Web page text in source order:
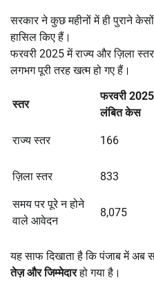
सरकार ने कुछ महीनों में ही पुराने
हासिल किए हैं।
फरवरी 2025 में राज्य और ज़िला
लगभग पूरी तरह खत्म हो गए हैं।
स्तर
फरवरी
लंबित केस
राज्य स्तर 166
ज़िला स्तर 833
समय पर पूरे न होने
वाले आवेदन
8,075
यह साफ दिखाता है कि पंजाब में अब
तेज़ और जिम्मेदारहो गया है।